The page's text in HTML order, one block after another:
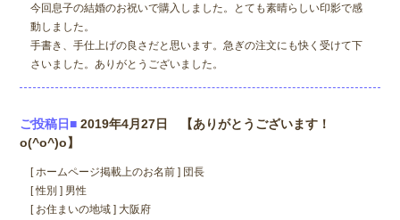
今回息子の結婚のお祝いで購入しました。とても素晴らしい印影で感
動しました。
手書き、手仕上げの良さだと思います。急ぎの注文にも快く受けて下
さいました。ありがとうございました。
ご投稿日■ 2019年4月27日 【ありがとうございます！
o(^o^)o】
[ ホームページ掲載上のお名前 ] 団長
[ 性別 ] 男性
[ お住まいの地域 ] 大阪府